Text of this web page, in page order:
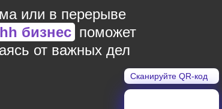
или в перерыве
hh бизнес поможет
от важных дел
Сканируйте QR-код